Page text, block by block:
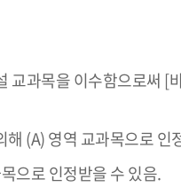
교과목을 이수함으로써 [
(A) 영역 교과목으로 인
으로 인정받을 수 있음.